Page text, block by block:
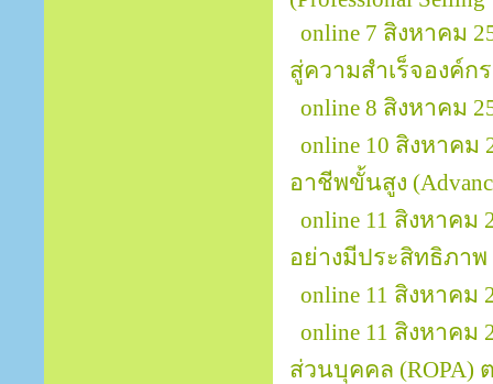
online 7 สิงหาคม
สู่ความสำเร็จองค์กร
online 8 สิงหาคม
online 10 สิงหาคม
อาชีพขั้นสูง
online 11 สิงหาค
อย่างมีประสิทธิภาพ
online 11 สิงหาค
online 11 สิงหาค
ส่วนบุคคล (ROPA)